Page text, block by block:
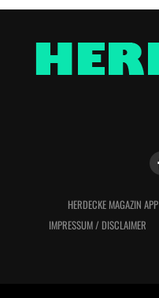
HERDECKE MAGAZIN APP
IMPRESSUM / DISCLAIMER